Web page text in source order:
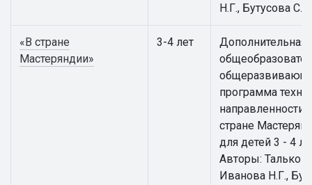
Н.Г., Бутусова С.Н.
«В стране
Мастеряндии»
3-4 лет
Дополнительная
программа
направленности
стране
для детей 3 - 4
Авторы:
Иванова Н.Г.,